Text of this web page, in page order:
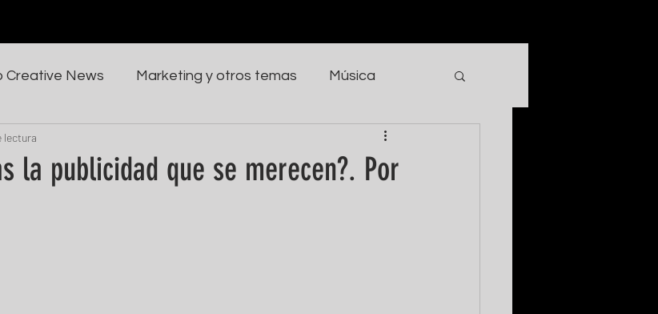
Creative News Marketing y otros temas Música
la publicidad que se merecen?. Por
lectura